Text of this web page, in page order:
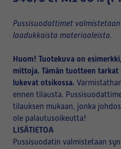
Pussisuodattimet
laadukkaista materiaaleista.
Huom! Tuotekuva on
mittoja. Tämän tuotteen
lukevat otsikossa.
ennen tilausta.
tilauksen mukaan, jonka
ole palautusoikeutta!
LISÄTIETOA
Pussisuodatin valmistetaan